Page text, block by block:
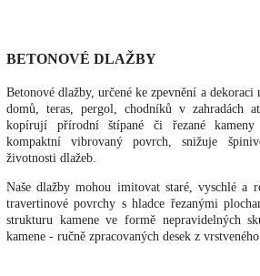
BETONOVÉ DLAŽBY
Betonové dlažby, určené ke zpevnění a
domů, teras, pergol, chodníků v zahradách
kopírují přírodní štípané či řezané
kompaktní vibrovaný povrch, snižuje
životnosti dlažeb.
Naše dlažby mohou imitovat staré, vyschlé a
travertinové povrchy s hladce řezanými
strukturu kamene ve formě nepravidelných
kamene - ručně zpracovaných desek z